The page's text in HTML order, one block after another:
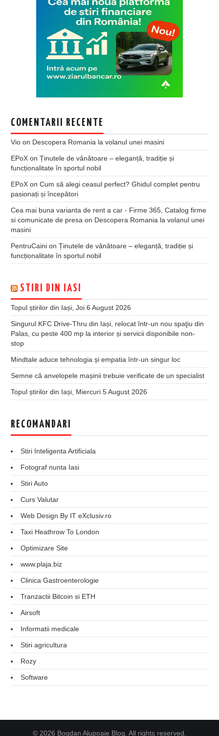
COMENTARII RECENTE
Vio on Descopera Romania la volanul unei masini
EPoX onȚinutele de vânătoare – eleganță, tradiție și
funcționalitate în sportul nobil
EPoX onCum să alegi ceasul perfect? Ghidul complet pentru
pasionați și începători
Cea mai buna varianta de rent a car - Firme 365, Catalog firme
si comunicate de presa on Descopera Romania la volanul unei
masini
PentruCaini onȚinutele de vânătoare – eleganță, tradiție și
funcționalitate în sportul nobil
STIRI DIN IASI
Topul știrilor din Iași, Joi 6 August 2026
Singurul KFC Drive-Thru din Iași, relocat într-un nou spaţiu din
Palas, cu peste 400 mp la interior și servicii disponibile non-
stop
Mindtale aduce tehnologia și empatia într-un singur loc
Semne că anvelopele mașinii trebuie verificate de un specialist
Topul știrilor din Iași, Miercuri 5 August 2026
RECOMANDARI
Stiri Inteligenta Artificiala
Fotograf nunta Iasi
Stiri Auto
Curs Valutar
Web Design By IT eXclusiv.ro
Taxi Heathrow To London
Optimizare Site
www.plaja.biz
Clinica Gastroenterologie
Tranzactii Bitcoin si ETH
Airsoft
Informatii medicale
Stiri agricultura
Rozy
Software
© 2026 Bogdan Alupoaie Blog. All rights reserved.